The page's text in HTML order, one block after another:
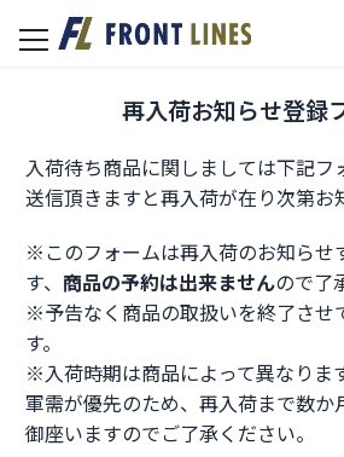
toggle
再入荷お知らせ登録
入荷待ち商品に関しましては下記フ
送信頂きますと再入荷が在り次第お
※このフォームは再入荷のお知らせ
す、 商品の予約は出来ませんので了
※予告なく商品の取扱いを終了させ
す。
※入荷時期は商品によって異なりま
軍需が優先のため、再入荷まで数か
御座いますのでご了承ください。